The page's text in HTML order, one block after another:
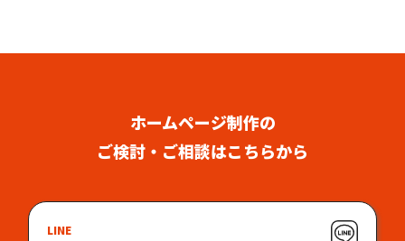
ホームページ制作の
ご検討・ご相談はこちらから
LINE